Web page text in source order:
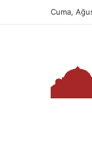
Cuma,